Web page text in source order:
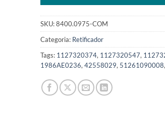
SKU:8400.0975-COM
Categoria: Retificador
Tags: 1127320374, 1127320547,
1986AE0236, 42558029, 51261090008,